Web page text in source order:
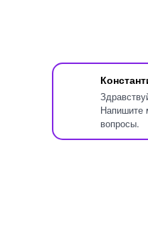
Напишите
вопросы.